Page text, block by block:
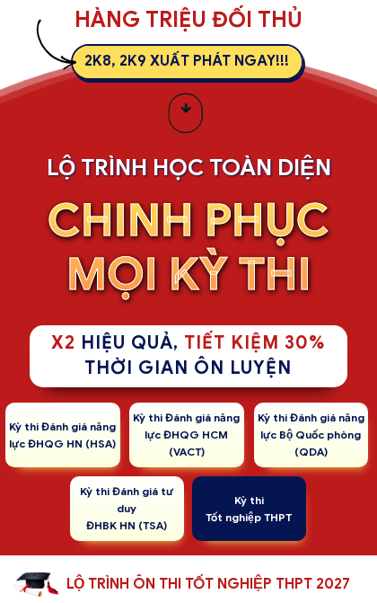
LỘ TRÌNH ÔN THI TỐT NGHIỆP THPT 2027
2K8, 2K9 XUẤT PHÁT NGAY!!!
HÀNG TRIỆU ĐỐI THỦ
X2 HIỆU QUẢ, TIẾT KIỆM 30%
THỜI GIAN ÔN LUYỆN
CHINH PHỤC
MỌI KỲ THI
LỘ TRÌNH HỌC TOÀN DIỆN
Kỳ thi
Tốt nghiệp THPT
Kỳ thi Đánh giá năng
lực ĐHQG HN (HSA)
Kỳ thi Đánh giá năng
lực ĐHQG HCM
(VACT)
Kỳ thi Đánh giá tư
duy
ĐHBK HN (TSA)
Kỳ thi Đánh giá năng
lực Bộ Quốc phòng
(QDA)